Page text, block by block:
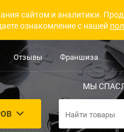
сайтом и аналитики.
ознакомление с нашей
Отзывы Франшиза
МЫ